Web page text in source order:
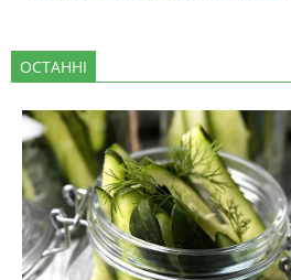
ОСТАННІ